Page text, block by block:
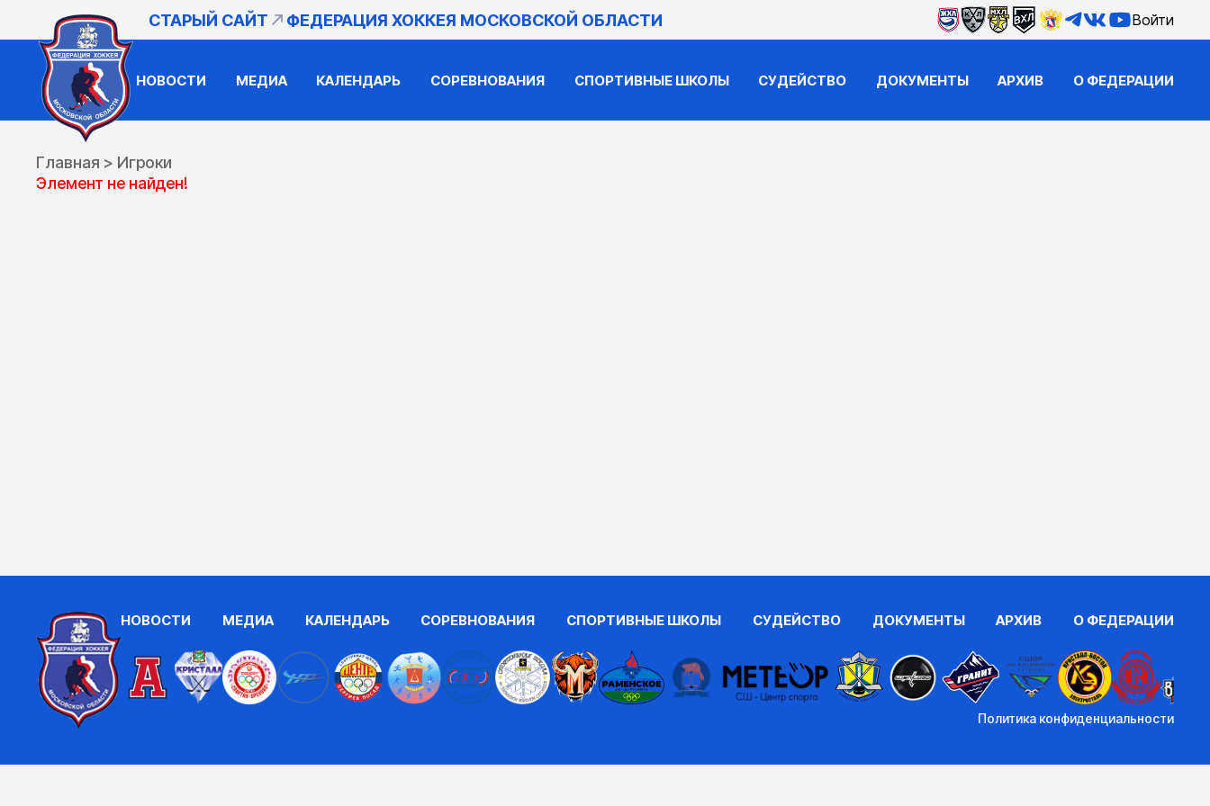
СТАРЫЙ САЙТ ФЕДЕРАЦИЯ ХОККЕЯ МОСКОВСКОЙ ОБЛАСТИ Войти
НОВОСТИ МЕДИА КАЛЕНДАРЬ СОРЕВНОВАНИЯ СПОРТИВНЫЕ ШКОЛЫ СУДЕЙСТВО ДОКУМЕНТЫ АРХИВ О ФЕДЕРАЦИИ
Главная > Игроки
Элемент не найден!
НОВОСТИ МЕДИА КАЛЕНДАРЬ СОРЕВНОВАНИЯ СПОРТИВНЫЕ ШКОЛЫ СУДЕЙСТВО ДОКУМЕНТЫ АРХИВ О ФЕДЕРАЦИИ
Политика конфиденциальности